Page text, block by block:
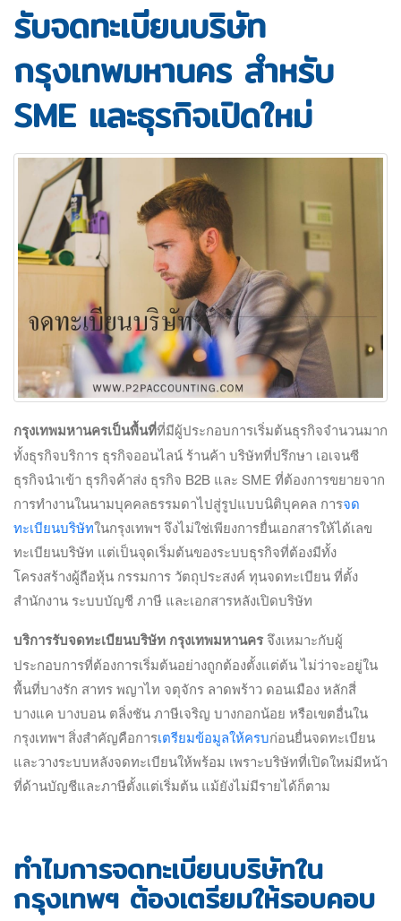
รับจดทะเบียนบริษัท
กรุงเทพมหานคร สำหรับ
SME และธุรกิจเปิดใหม่
กรุงเทพมหานครเป็นพื้นที่ที่มีผู้ประกอบการเริ่มต้นธุรกิจจำนวนมาก
ทั้งธุรกิจบริการ ธุรกิจออนไลน์ ร้านค้า บริษัทที่ปรึกษา เอเจนซี
ธุรกิจนำเข้า ธุรกิจค้าส่ง ธุรกิจ B2B และ SME ที่ต้องการขยายจาก
การทำงานในนามบุคคลธรรมดาไปสู่รูปแบบนิติบุคคล การจด
ทะเบียนบริษัทในกรุงเทพฯ จึงไม่ใช่เพียงการยื่นเอกสารให้ได้เลข
ทะเบียนบริษัท แต่เป็นจุดเริ่มต้นของระบบธุรกิจที่ต้องมีทั้ง
โครงสร้างผู้ถือหุ้น กรรมการ วัตถุประสงค์ ทุนจดทะเบียน ที่ตั้ง
สำนักงาน ระบบบัญชี ภาษี และเอกสารหลังเปิดบริษัท
บริการรับจดทะเบียนบริษัท กรุงเทพมหานครจึงเหมาะกับผู้
ประกอบการที่ต้องการเริ่มต้นอย่างถูกต้องตั้งแต่ต้น ไม่ว่าจะอยู่ใน
พื้นที่บางรัก สาทร พญาไท จตุจักร ลาดพร้าว ดอนเมือง หลักสี่
บางแค บางบอน ตลิ่งชัน ภาษีเจริญ บางกอกน้อย หรือเขตอื่นใน
กรุงเทพฯ สิ่งสำคัญคือการเตรียมข้อมูลให้ครบก่อนยื่นจดทะเบียน
และวางระบบหลังจดทะเบียนให้พร้อม เพราะบริษัทที่เปิดใหม่มีหน้า
ที่ด้านบัญชีและภาษีตั้งแต่เริ่มต้น แม้ยังไม่มีรายได้ก็ตาม
ทำไมการจดทะเบียนบริษัทใน
กรุงเทพฯ ต้องเตรียมให้รอบคอบ